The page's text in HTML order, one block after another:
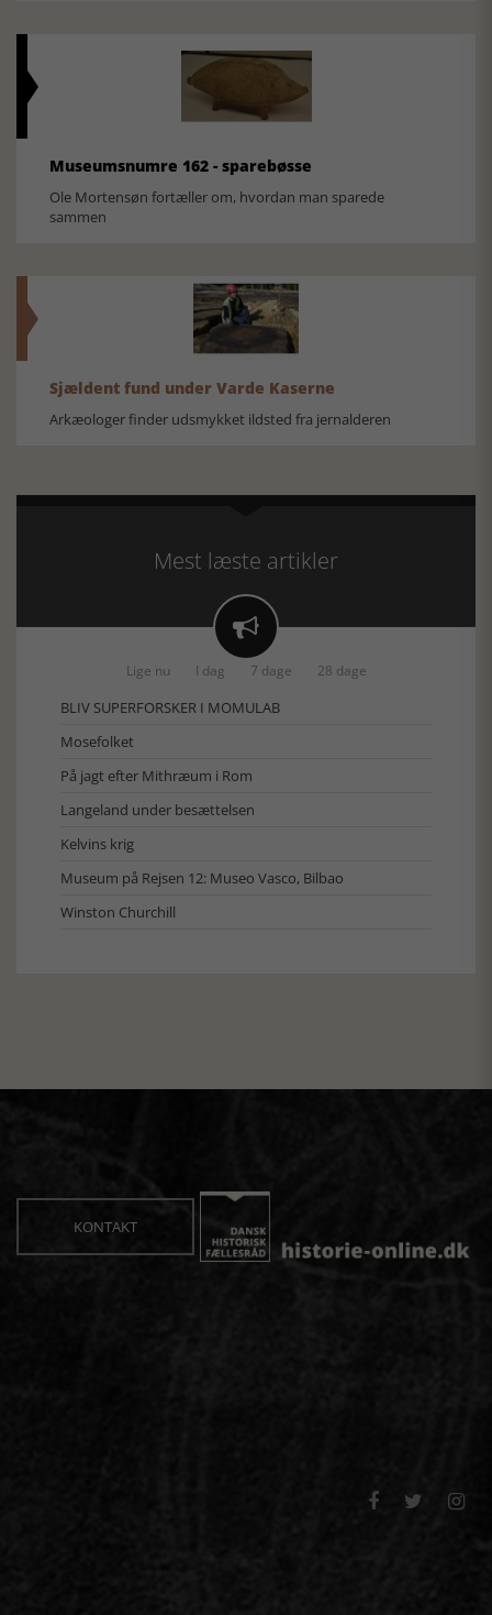
Museumsnumre 162 - sparebøsse
Ole Mortensøn fortæller om, hvordan man sparede
sammen
Sjældent fund under Varde Kaserne
Arkæologer finder udsmykket ildsted fra jernalderen
Mest læste artikler

Lige nu I dag 7 dage 28 dage
BLIV SUPERFORSKER I MOMULAB
Mosefolket
På jagt efter Mithræum i Rom
Langeland under besættelsen
Kelvins krig
Museum på Rejsen 12: Museo Vasco, Bilbao
Winston Churchill
KONTAKT
  